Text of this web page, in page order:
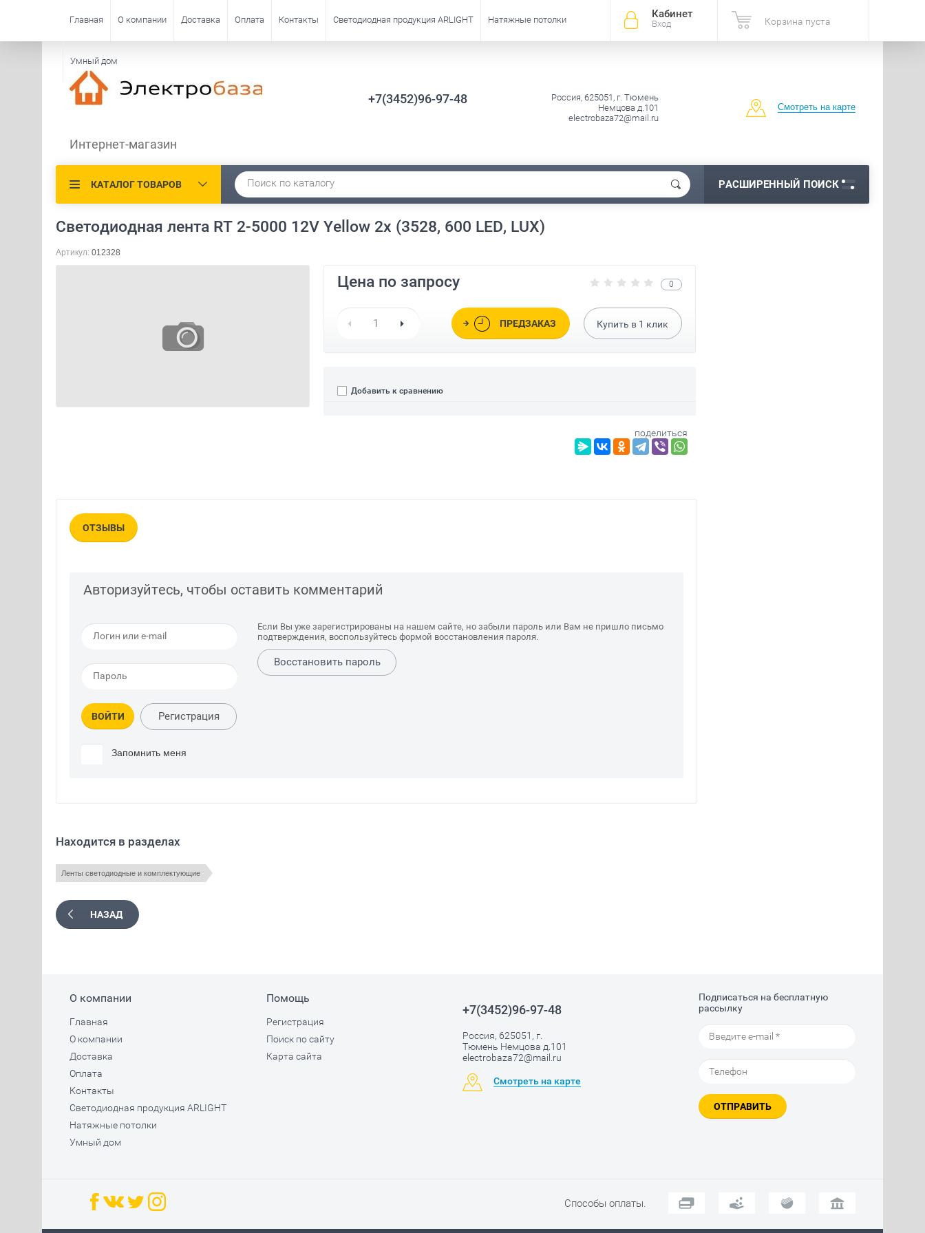
Кабинет
Вход Корзина пуста
Главная О компании Доставка Оплата Контакты Светодиодная продукция ARLIGHT Натяжные потолки
Умный дом
Интернет-магазин
+7(3452)96-97-48
Россия, 625051, г. Тюмень
Немцова д.101
electrobaza72@mail.ru
Смотреть на карте
КАТАЛОГ ТОВАРОВ РАСШИРЕННЫЙ ПОИСК
Светодиодная лента RT 2-5000 12V Yellow 2x (3528, 600 LED, LUX)
Артикул: 012328
0
Цена по запросу
ПРЕДЗАКАЗ Купить в 1 клик
Добавить к сравнению
поделиться
ОТЗЫВЫ
Авторизуйтесь, чтобы оставить комментарий
ВОЙТИ Регистрация
Запомнить меня
Если Вы уже зарегистрированы на нашем сайте, но забыли пароль или Вам не пришло письмо
подтверждения, воспользуйтесь формой восстановления пароля.
Восстановить пароль
Находится в разделах
Ленты светодиодные и комплектующие
НАЗАД
О компании
Главная
О компании
Доставка
Оплата
Контакты
Светодиодная продукция ARLIGHT
Натяжные потолки
Умный дом
Помощь
Регистрация
Поиск по сайту
Карта сайта
+7(3452)96-97-48
Россия, 625051, г.
Тюмень Немцова д.101
electrobaza72@mail.ru
Смотреть на карте
Подписаться на бесплатную
рассылку
ОТПРАВИТЬ
Способы оплаты.